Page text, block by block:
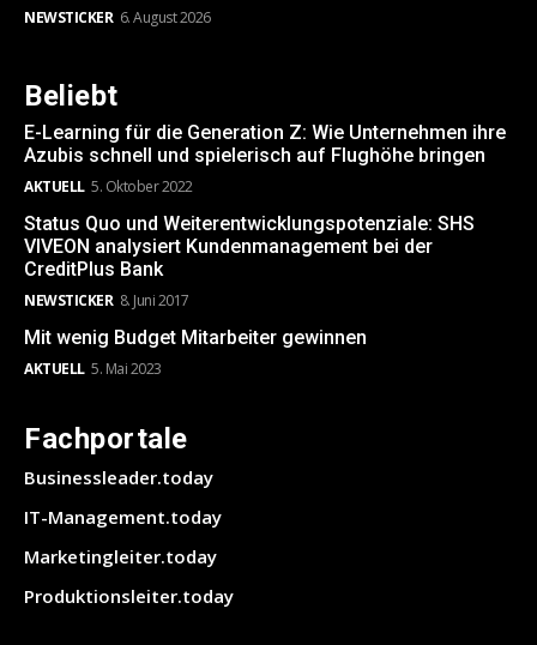
NEWSTICKER 6. August 2026
Beliebt
E-Learning für die Generation Z: Wie Unternehmen ihre
Azubis schnell und spielerisch auf Flughöhe bringen
AKTUELL 5. Oktober 2022
Status Quo und Weiterentwicklungspotenziale: SHS
VIVEON analysiert Kundenmanagement bei der
CreditPlus Bank
NEWSTICKER 8. Juni 2017
Mit wenig Budget Mitarbeiter gewinnen
AKTUELL 5. Mai 2023
Fachportale
Businessleader.today
IT-Management.today
Marketingleiter.today
Produktionsleiter.today